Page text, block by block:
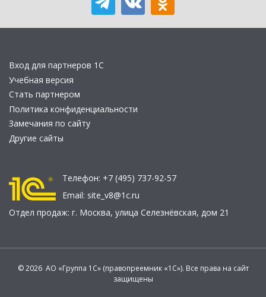
Вход для партнеров 1С
Учебная версия
Стать партнером
Политика конфиденциальности
Замечания по сайту
Другие сайты
Телефон: +7 (495) 737-92-57
Email: site_v8@1c.ru
Отдел продаж: г. Москва, улица Селезнёвская, дом 21
© 2026 АО «Группа 1С» (правопреемник «1С»). Все права на сайт
защищены